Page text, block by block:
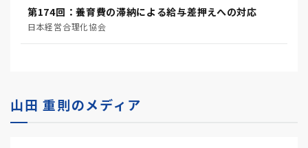
第174回：養育費の滞納による給与差押えへの対応
日本経営合理化協会
山田 重則のメディア